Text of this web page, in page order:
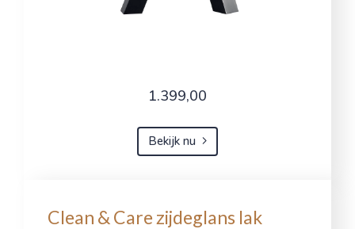
1.399,00
Bekijk nu
Clean & Care zijdeglans lak